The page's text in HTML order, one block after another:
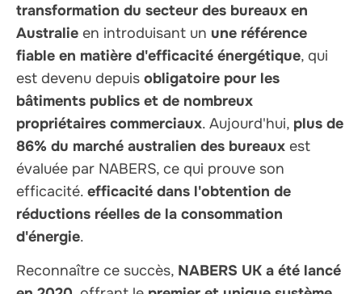
transformation du secteur des bureaux en
Australie en introduisant un une référence
fiable en matière d'efficacité énergétique, qui
est devenu depuis obligatoire pour les
bâtiments publics et de nombreux
propriétaires commerciaux. Aujourd'hui, plus de
86% du marché australien des bureaux est
évaluée par NABERS, ce qui prouve son
efficacité. efficacité dans l'obtention de
réductions réelles de la consommation
d'énergie.
Reconnaître ce succès, NABERS UK a été lancé